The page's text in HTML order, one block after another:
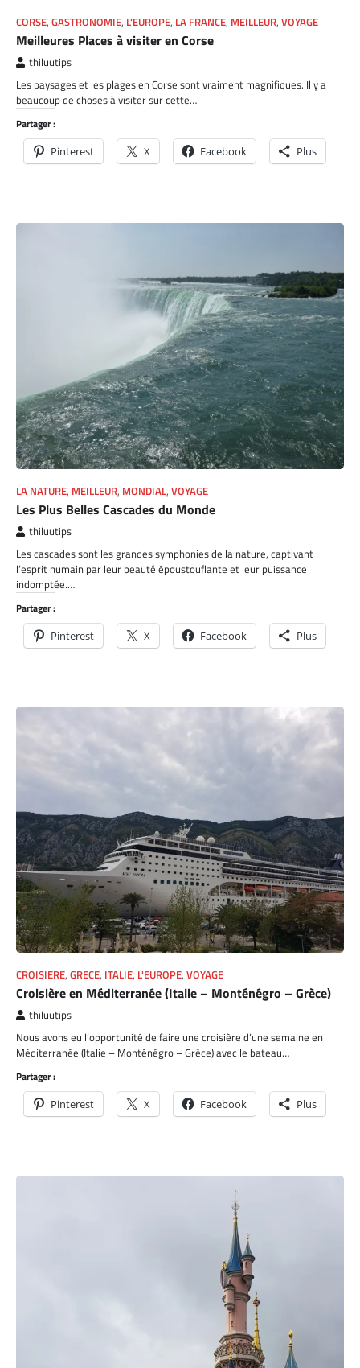
CORSE, GASTRONOMIE, L'EUROPE, LA FRANCE, MEILLEUR, VOYAGE
Meilleures Places à visiter en Corse
thiluutips
Les paysages et les plages en Corse sont vraiment magnifiques. Il y a
beaucoup de choses à visiter sur cette…
Partager :
Pinterest X Facebook Plus
LA NATURE, MEILLEUR, MONDIAL, VOYAGE
Les Plus Belles Cascades du Monde
thiluutips
Les cascades sont les grandes symphonies de la nature, captivant
l’esprit humain par leur beauté époustouflante et leur puissance
indomptée.…
Partager :
Pinterest X Facebook Plus
CROISIERE, GRECE, ITALIE, L'EUROPE, VOYAGE
Croisière en Méditerranée (Italie – Monténégro – Grèce)
thiluutips
Nous avons eu l’opportunité de faire une croisière d’une semaine en
Méditerranée (Italie – Monténégro – Grèce) avec le bateau…
Partager :
Pinterest X Facebook Plus